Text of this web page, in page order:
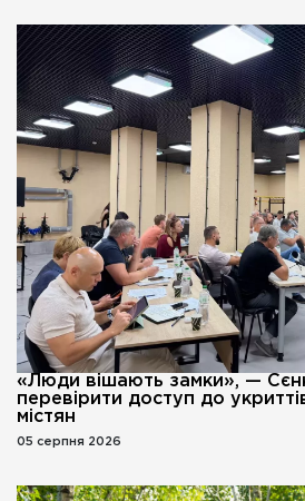
«Люди вішають замки», —
перевірити доступ до
містян
05 серпня 2026